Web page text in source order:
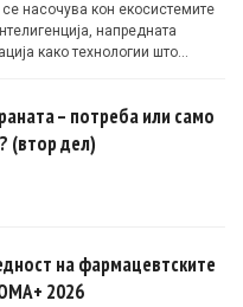
насочува кон екосистемите
напредната
како технологии што
– потреба или само
(втор дел)
на фармацевтските
2026